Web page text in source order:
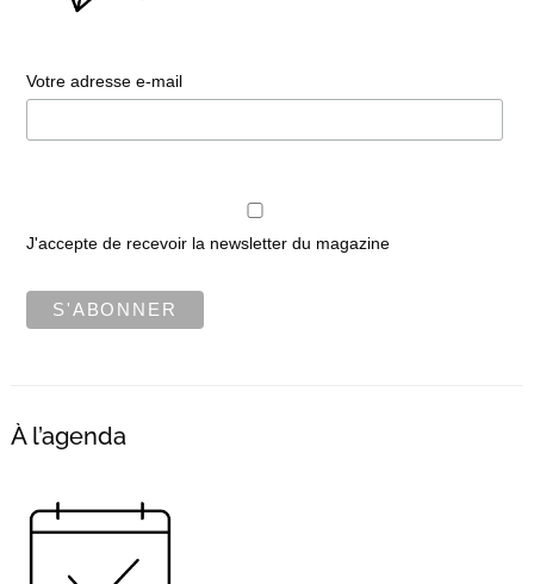
Votre adresse e-mail
J'accepte de recevoir la newsletter du magazine
À l’agenda